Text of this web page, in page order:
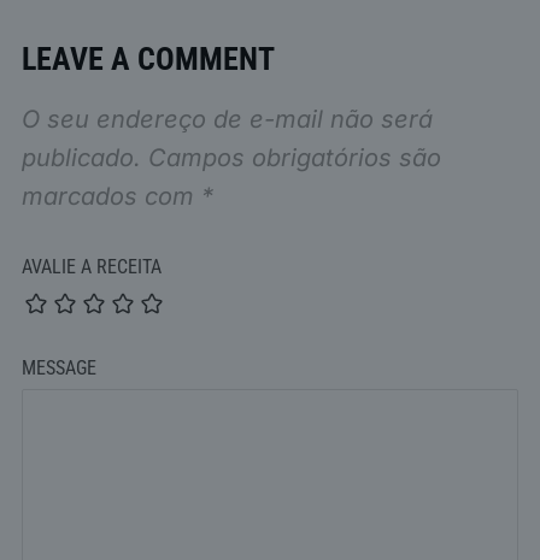
LEAVE A COMMENT
O seu endereço de e-mail não será
publicado. Campos obrigatórios são
marcados com *
AVALIE A RECEITA
MESSAGE